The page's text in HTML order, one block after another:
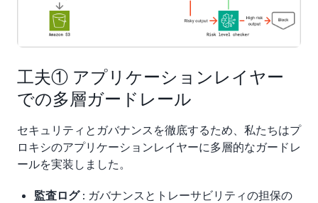
工夫① アプリケーションレイヤー
での多層ガードレール
セキュリティとガバナンスを徹底するため、私たちはプ
ロキシのアプリケーションレイヤーに多層的なガードレ
ールを実装しました。
監査ログ : ガバナンスとトレーサビリティの担保の